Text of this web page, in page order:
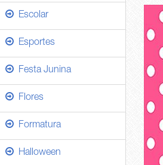
Escolar
Esportes
Festa Junina
Flores
Formatura
Halloween